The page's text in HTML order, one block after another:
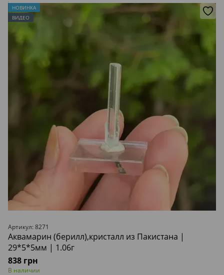
НОВИНКА
ВИДЕО
Артикул: 8271
Аквамарин (берилл),кристалл из Пакистана |
29*5*5мм | 1.06г
838 грн
В наличии